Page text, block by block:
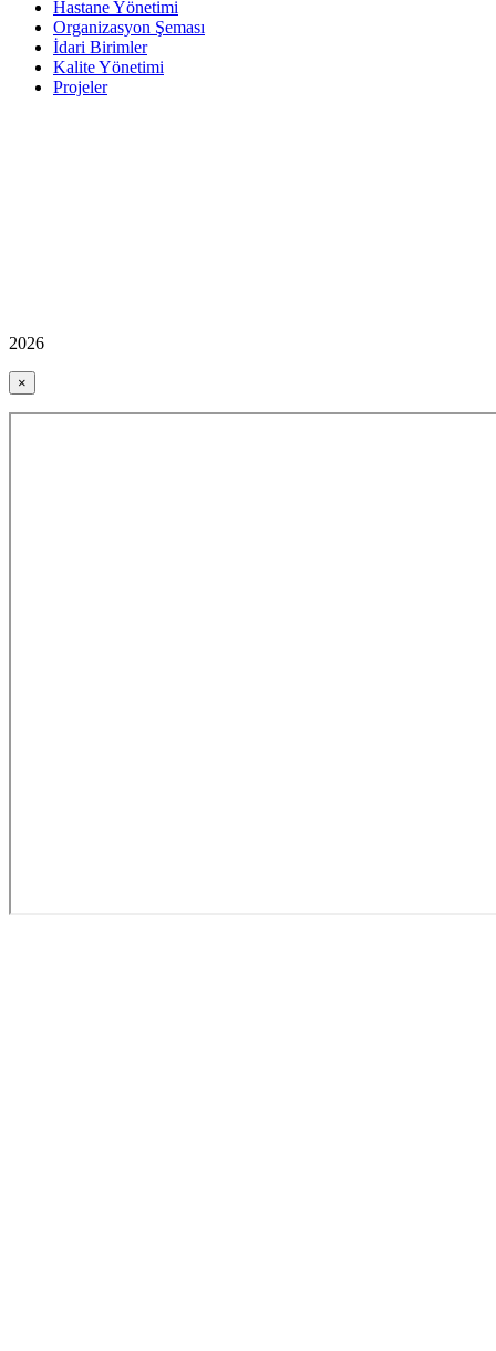
Hastane Yönetimi
Organizasyon Şeması
İdari Birimler
Kalite Yönetimi
Projeler
2026
×